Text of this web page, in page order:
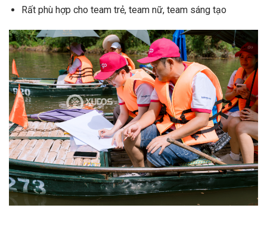
Rất phù hợp cho team trẻ, team nữ, team sáng tạo